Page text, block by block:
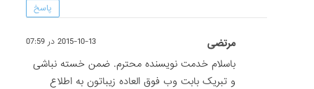
پاسخ
مرتضی 2015-10-13 در 07:59
باسلام خدمت نویسنده محترم. ضمن خسته نباشی
و تبریک بابت وب فوق العاده زیباتون به اطلاع